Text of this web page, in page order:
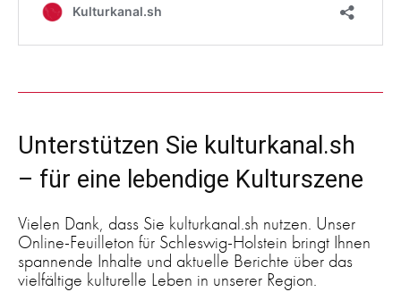
Unterstützen Sie kulturkanal.sh
– für eine lebendige Kulturszene
Vielen Dank, dass Sie kulturkanal.sh nutzen. Unser
Online-Feuilleton für Schleswig-Holstein bringt Ihnen
spannende Inhalte und aktuelle Berichte über das
vielfältige kulturelle Leben in unserer Region.